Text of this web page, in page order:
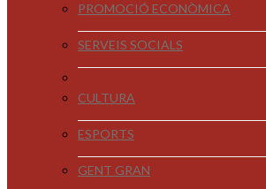
PROMOCIÓ ECONÒMICA
SERVEIS SOCIALS
CULTURA
ESPORTS
GENT GRAN